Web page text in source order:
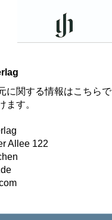
に関する情報はこちらで
ます。
Allee 122